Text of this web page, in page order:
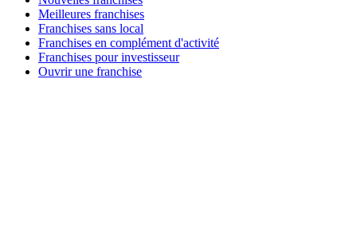
Meilleures franchises
Franchises sans local
Franchises en complément d'activité
Franchises pour investisseur
Ouvrir une franchise